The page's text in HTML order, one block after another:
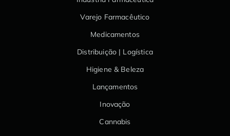
Varejo Farmacêutico
Medicamentos
Distribuição | Logística
Higiene & Beleza
Lançamentos
Inovação
Cannabis